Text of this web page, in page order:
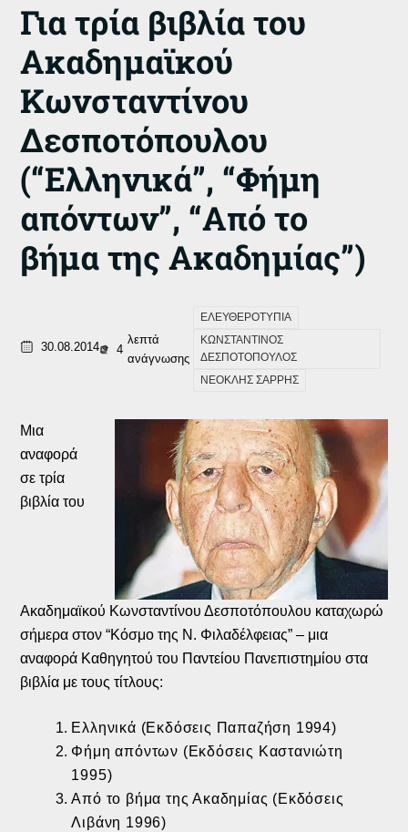
Για τρία βιβλία του
Ακαδημαϊκού
Κωνσταντίνου
Δεσποτόπουλου
(“Ελληνικά”, “Φήμη
απόντων”, “Από το
βήμα της Ακαδημίας”)
30.08.2014 4
λεπτά
ανάγνωσης
ΕΛΕΥΘΕΡΟΤΥΠΙΑ
ΚΩΝΣΤΑΝΤΙΝΟΣ
ΔΕΣΠΟΤΟΠΟΥΛΟΣ
ΝΕΟΚΛΗΣ ΣΑΡΡΗΣ
Μια
αναφορά
σε τρία
βιβλία του
Ακαδημαϊκού Κωνσταντίνου Δεσποτόπουλου καταχωρώ
σήμερα στον “Κόσμο της Ν. Φιλαδέλφειας” – μια
αναφορά Καθηγητού του Παντείου Πανεπιστημίου στα
βιβλία με τους τίτλους:
Ελληνικά (Εκδόσεις Παπαζήση 1994)
Φήμη απόντων (Εκδόσεις Καστανιώτη
1995)
Από το βήμα της Ακαδημίας (Εκδόσεις
Λιβάνη 1996)